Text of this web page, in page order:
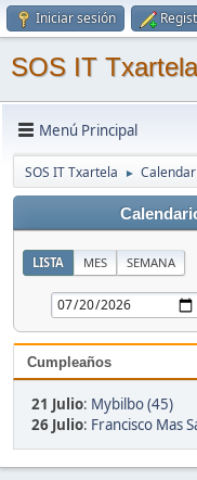
Iniciar sesión
SOS IT Txartela
Menú Principal
SOS IT Txartela ►
LISTA MES SEMANA
Cumpleaños
21 Julio: Mybilbo (45)
26 Julio: Francisco Mas